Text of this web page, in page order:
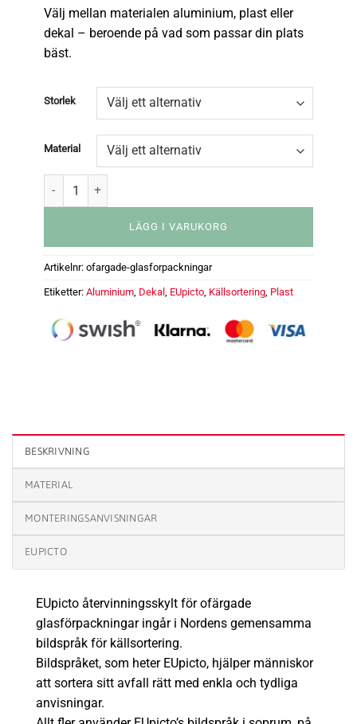
Välj mellan materialen aluminium, plast eller
dekal – beroende på vad som passar din plats
bäst.
Storlek
Material
LÄGG I VARUKORG
Artikelnr: ofargade-glasforpackningar
Etiketter: Aluminium Dekal EUpicto Källsortering Plast
BESKRIVNING
MATERIAL
MONTERINGSANVISNINGAR
EUPICTO
EUpicto återvinningsskylt för ofärgade
glasförpackningar ingår i Nordens gemensamma
bildspråk för källsortering.
Bildspråket, som heter EUpicto, hjälper människor
att sortera sitt avfall rätt med enkla och tydliga
anvisningar.